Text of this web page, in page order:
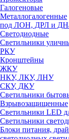
Галогеновые
Металлогалогенные
под ЛОН, ДРЛ и
Светодиодные
Светильники
РКУ
Кронштейны
ЖКУ
НКУ, ЛКУ, ЛНУ
СКУ, ДКУ
Светильники
Взрывозащищенные
Светильники LED
Светильники
Блоки питания,